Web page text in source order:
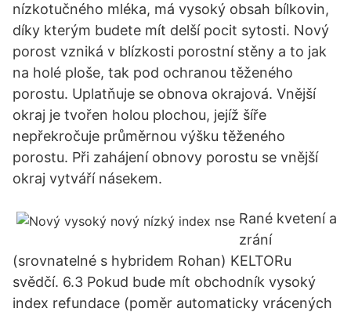
nízkotučného mléka, má vysoký obsah bílkovin,
díky kterým budete mít delší pocit sytosti. Nový
porost vzniká v blízkosti porostní stěny a to jak
na holé ploše, tak pod ochranou těženého
porostu. Uplatňuje se obnova okrajová. Vnější
okraj je tvořen holou plochou, jejíž šíře
nepřekročuje průměrnou výšku těženého
porostu. Při zahájení obnovy porostu se vnější
okraj vytváří násekem.
Rané kvetení a
zrání
(srovnatelné s hybridem Rohan) KELTORu
svědčí. 6.3 Pokud bude mít obchodník vysoký
index refundace (poměr automaticky vrácených